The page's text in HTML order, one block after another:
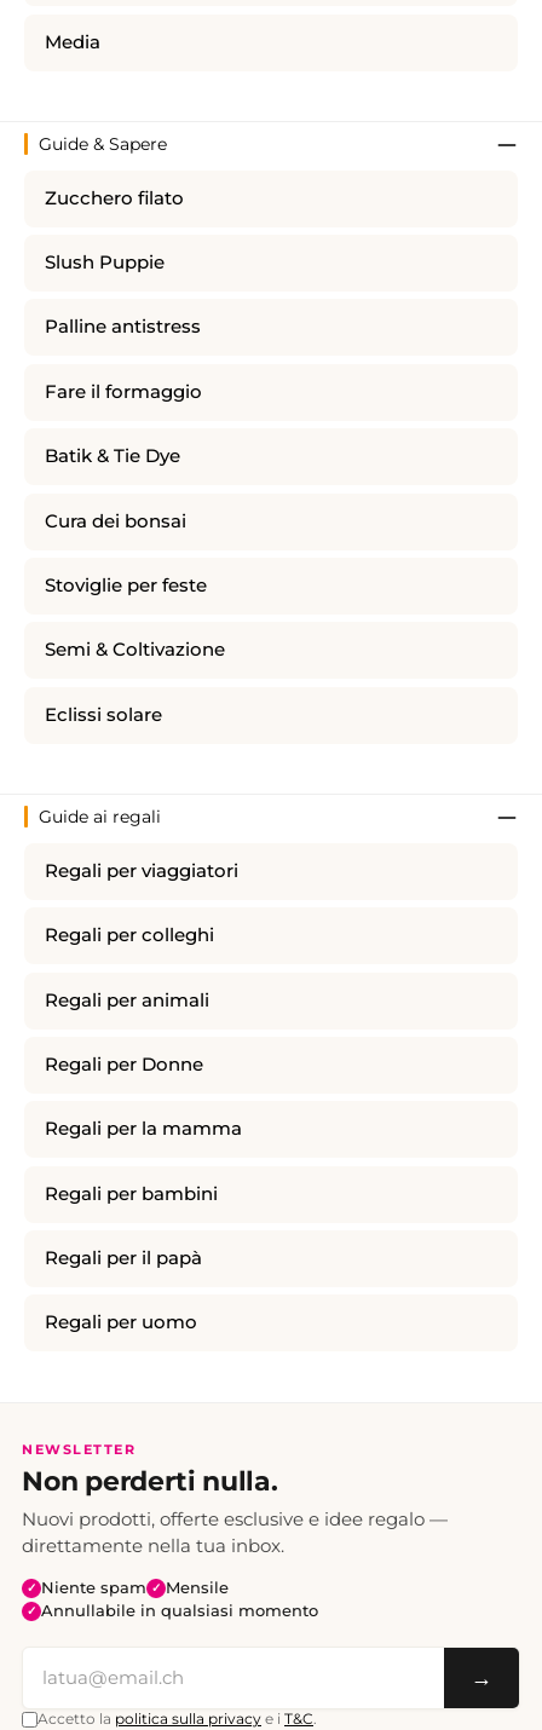
Media
Guide & Sapere
Zucchero filato
Slush Puppie
Palline antistress
Fare il formaggio
Batik & Tie Dye
Cura dei bonsai
Stoviglie per feste
Semi & Coltivazione
Eclissi solare
Guide ai regali
Regali per viaggiatori
Regali per colleghi
Regali per animali
Regali per Donne
Regali per la mamma
Regali per bambini
Regali per il papà
Regali per uomo
NEWSLETTER
Non perderti nulla.
Nuovi prodotti, offerte esclusive e idee regalo —
direttamente nella tua inbox.
✓ Niente spam ✓ Mensile
✓ Annullabile in qualsiasi momento
→
Accetto la politica sulla privacy e i T&C.